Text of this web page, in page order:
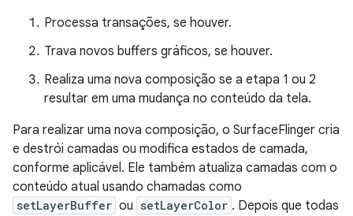
Processa transações, se houver.
Trava novos buffers gráficos, se houver.
Realiza uma nova composição se a etapa 1 ou 2
resultar em uma mudança no conteúdo da tela.
Para realizar uma nova composição, o SurfaceFlinger cria
e destrói camadas ou modifica estados de camada,
conforme aplicável. Ele também atualiza camadas com o
conteúdo atual usando chamadas como
setLayerBuffer ou setLayerColor . Depois que todas